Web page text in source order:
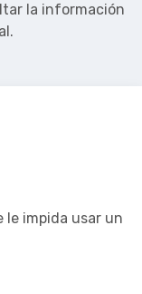
la información
le impida usar un